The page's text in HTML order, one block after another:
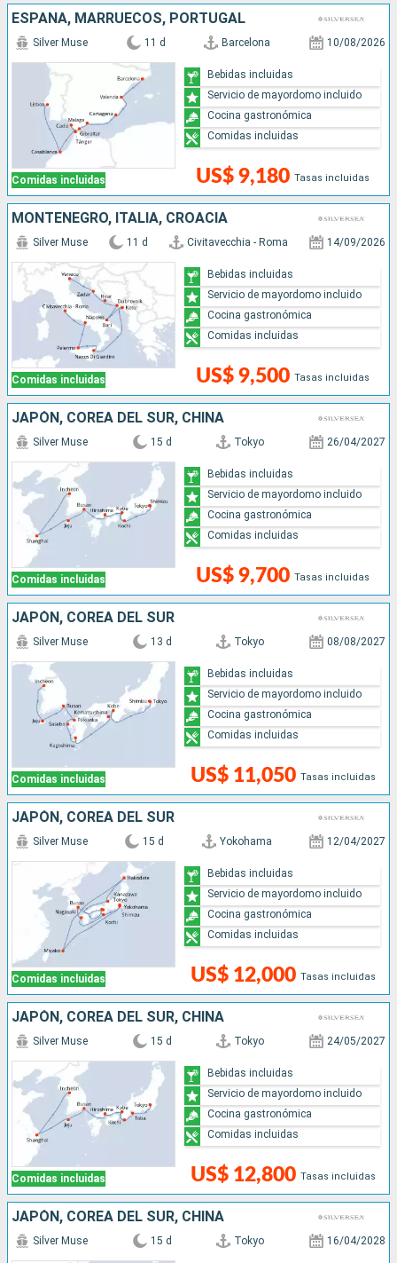
ESPAÑA, MARRUECOS, PORTUGAL
Comidas incluidas
Silver Muse 11 d Barcelona 10/08/2026
US$ 9,180 Tasas incluidas
Bebidas incluidas
Servicio de mayordomo incluido
Cocina gastronómica
Comidas incluidas
MONTENEGRO, ITALIA, CROACIA
Comidas incluidas
Silver Muse 11 d Civitavecchia - Roma 14/09/2026
US$ 9,500 Tasas incluidas
Bebidas incluidas
Servicio de mayordomo incluido
Cocina gastronómica
Comidas incluidas
JAPÓN, COREA DEL SUR, CHINA
Comidas incluidas
Silver Muse 15 d Tokyo 26/04/2027
US$ 9,700 Tasas incluidas
Bebidas incluidas
Servicio de mayordomo incluido
Cocina gastronómica
Comidas incluidas
JAPÓN, COREA DEL SUR
Comidas incluidas
Silver Muse 13 d Tokyo 08/08/2027
US$ 11,050 Tasas incluidas
Bebidas incluidas
Servicio de mayordomo incluido
Cocina gastronómica
Comidas incluidas
JAPÓN, COREA DEL SUR
Comidas incluidas
Silver Muse 15 d Yokohama 12/04/2027
US$ 12,000 Tasas incluidas
Bebidas incluidas
Servicio de mayordomo incluido
Cocina gastronómica
Comidas incluidas
JAPÓN, COREA DEL SUR, CHINA
Comidas incluidas
Silver Muse 15 d Tokyo 24/05/2027
US$ 12,800 Tasas incluidas
Bebidas incluidas
Servicio de mayordomo incluido
Cocina gastronómica
Comidas incluidas
JAPÓN, COREA DEL SUR, CHINA
Silver Muse 15 d Tokyo 16/04/2028